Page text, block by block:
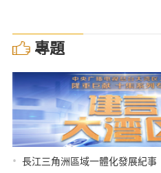
專題
• 長江三角洲區域一體化發展紀事